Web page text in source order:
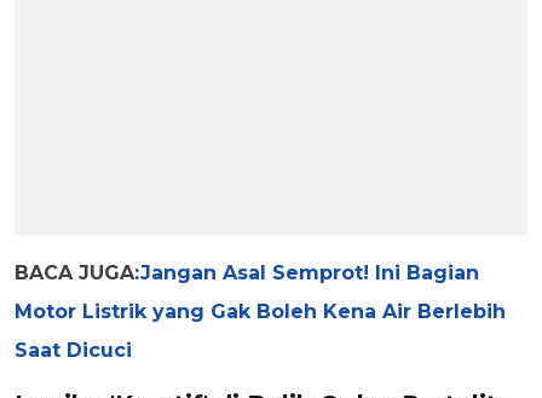
BACA JUGA:Jangan Asal Semprot! Ini Bagian
Motor Listrik yang Gak Boleh Kena Air Berlebih
Saat Dicuci